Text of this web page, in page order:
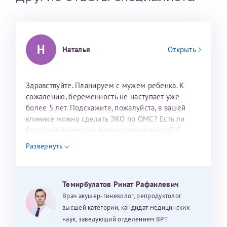
Александра
Ринату Рафаильевичу. Словами не описать, на сколько
мы ему благодарны. Благодаря ему мы стали
счастливыми родителями доченьки, которой
исполнилось вчера пол года. Ринат Рафаильевич
Н Наталья Открыть
Здравствуйте. Планируем с мужем ребенка. К
сожалению, беременность не наступает уже
более 5 лет. Подскажите, пожалуйста, в вашей
клинике можно сделать ЭКО по ОМС? Есть ли
бесплатная консультация репродуктолога? С
уважением, Наталья Баранова.
Развернуть
Темирбулатов Ринат Рафаилевич
Врач акушер-гинеколог, репродуктолог
высшей категории, кандидат медицинских
наук, заведующий отделением ВРТ